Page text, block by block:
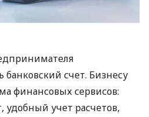
банковский счет. Бизнесу
финансовых сервисов:
учет расчетов,